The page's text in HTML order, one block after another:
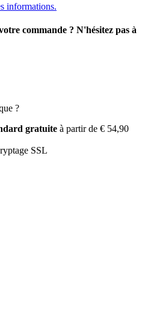
informations.
commande ? N'hésitez pas à
?
gratuite à partir de € 54,90
SSL